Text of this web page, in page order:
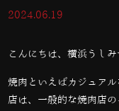
2024.06.19
こんにちは、横浜うしみ
焼肉といえばカジュア
店は、一般的な焼肉店